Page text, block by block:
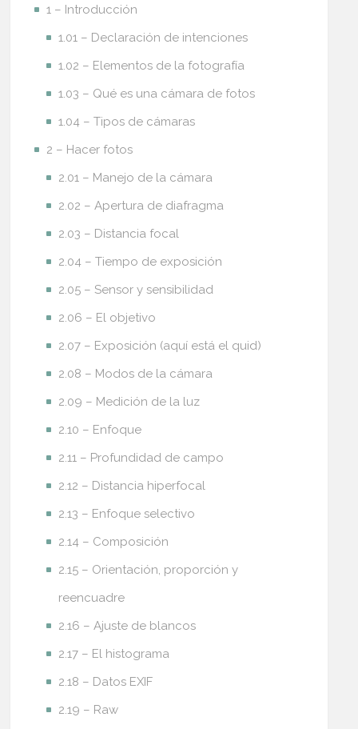
1 – Introducción
1.01 – Declaración de intenciones
1.02 – Elementos de la fotografía
1.03 – Qué es una cámara de fotos
1.04 – Tipos de cámaras
2 – Hacer fotos
2.01 – Manejo de la cámara
2.02 – Apertura de diafragma
2.03 – Distancia focal
2.04 – Tiempo de exposición
2.05 – Sensor y sensibilidad
2.06 – El objetivo
2.07 – Exposición (aquí está el quid)
2.08 – Modos de la cámara
2.09 – Medición de la luz
2.10 – Enfoque
2.11 – Profundidad de campo
2.12 – Distancia hiperfocal
2.13 – Enfoque selectivo
2.14 – Composición
2.15 – Orientación, proporción y
reencuadre
2.16 – Ajuste de blancos
2.17 – El histograma
2.18 – Datos EXIF
2.19 – Raw